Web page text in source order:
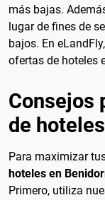
más bajas.
lugar de fines de
bajos. En
ofertas de hoteles
Consejos
de
Para maximizar
hoteles en
Primero, utiliza